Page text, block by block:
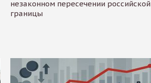
незаконном пересечении российской
границы